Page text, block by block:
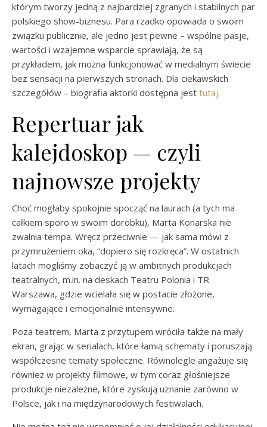
którym tworzy jedną z najbardziej zgranych i stabilnych par
polskiego show-biznesu. Para rzadko opowiada o swoim
związku publicznie, ale jedno jest pewne – wspólne pasje,
wartości i wzajemne wsparcie sprawiają, że są
przykładem, jak można funkcjonować w medialnym świecie
bez sensacji na pierwszych stronach. Dla ciekawskich
szczegółów – biografia aktorki dostępna jest tutaj.
Repertuar jak
kalejdoskop — czyli
najnowsze projekty
Choć mogłaby spokojnie spocząć na laurach (a tych ma
całkiem sporo w swoim dorobku), Marta Konarska nie
zwalnia tempa. Wręcz przeciwnie — jak sama mówi z
przymrużeniem oka, “dopiero się rozkręca”. W ostatnich
latach mogliśmy zobaczyć ją w ambitnych produkcjach
teatralnych, m.in. na deskach Teatru Polonia i TR
Warszawa, gdzie wcielała się w postacie złożone,
wymagające i emocjonalnie intensywne.
Poza teatrem, Marta z przytupem wróciła także na mały
ekran, grając w serialach, które łamią schematy i poruszają
współczesne tematy społeczne. Równolegle angażuje się
również w projekty filmowe, w tym coraz głośniejsze
produkcje niezależne, które zyskują uznanie zarówno w
Polsce, jak i na międzynarodowych festiwalach.